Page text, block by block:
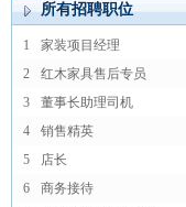
所有招聘职位
1
家装项目经理
2
红木家具售后专员
3
董事长助理司机
4
销售精英
5
店长
6
商务接待